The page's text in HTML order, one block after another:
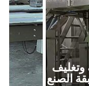
وتغليف
الصنع